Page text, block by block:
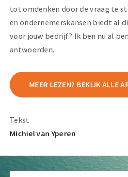
tot omdenken door de vraag te
en ondernemerskansen biedt al
voor jouw bedrijf? Ik ben nu al
antwoorden.
MEER LEZEN? BEKIJK ALLE
Tekst
Michiel van Yperen